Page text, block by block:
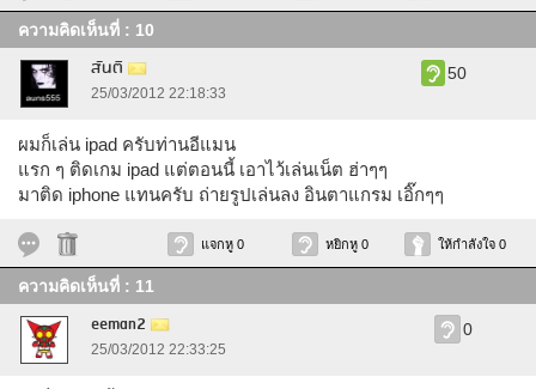
ความคิดเห็นที่ : 10
สันติ
25/03/2012 22:18:33
50
ผมก็เล่น ipad ครับท่านอีแมน
แรก ๆ ติดเกม ipad แต่ตอนนี้ เอาไว้เล่นเน็ต ฮ่าๆๆ
มาติด iphone แทนครับ ถ่ายรูปเล่นลง อินตาแกรม เอิ๊กๆๆ
แจกหู 0 หยิกหู 0 ให้กำลังใจ 0
ความคิดเห็นที่ : 11
eeman2
25/03/2012 22:33:25
0